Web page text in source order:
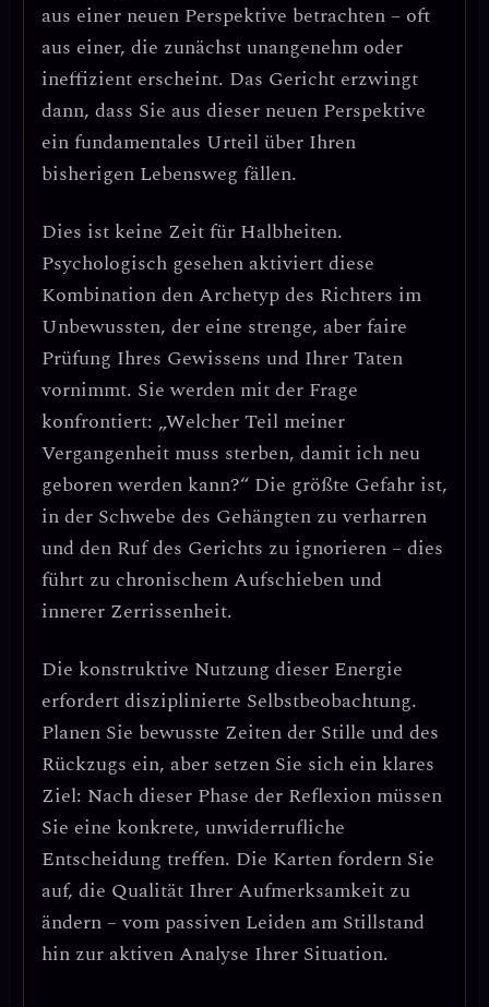
aus einer neuen Perspektive betrachten – oft
aus einer, die zunächst unangenehm oder
ineffizient erscheint. Das Gericht erzwingt
dann, dass Sie aus dieser neuen Perspektive
einfundamentales Urteilüber Ihren
bisherigen Lebensweg fällen.
Dies ist keine Zeit für Halbheiten.
Psychologisch gesehen aktiviert diese
Kombination denArchetyp des Richters im
Unbewussten, der eine strenge, aber faire
Prüfung Ihres Gewissens und Ihrer Taten
vornimmt. Sie werden mit der Frage
konfrontiert: „Welcher Teil meiner
Vergangenheit muss sterben, damit ich neu
geboren werden kann?“ Die größte Gefahr ist,
in der Schwebe des Gehängten zu verharren
und den Ruf des Gerichts zu ignorieren – dies
führt zu chronischem Aufschieben und
innerer Zerrissenheit.
Die konstruktive Nutzung dieser Energie
erfordertdisziplinierte Selbstbeobachtung.
Planen Sie bewusste Zeiten der Stille und des
Rückzugs ein, aber setzen Sie sich ein klares
Ziel: Nach dieser Phase der Reflexion müssen
Sie eine konkrete, unwiderrufliche
Entscheidung treffen. Die Karten fordern Sie
auf, die Qualität Ihrer Aufmerksamkeit zu
ändern – vom passiven Leiden am Stillstand
hin zur aktiven Analyse Ihrer Situation.